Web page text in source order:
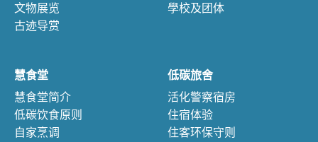
文物展览
古迹导赏
學校及团体
慧食堂
慧食堂简介
低碳饮食原则
自家烹调
低碳旅舍
活化警察宿房
住宿体验
住客环保守则